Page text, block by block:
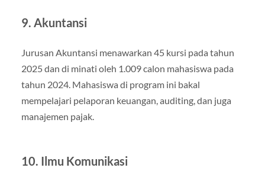
9. Akuntansi
Jurusan Akuntansi menawarkan 45 kursi pada tahun
2025 dan di minati oleh 1.009 calon mahasiswa pada
tahun 2024. Mahasiswa di program ini bakal
mempelajari pelaporan keuangan, auditing, dan juga
manajemen pajak.
10. Ilmu Komunikasi